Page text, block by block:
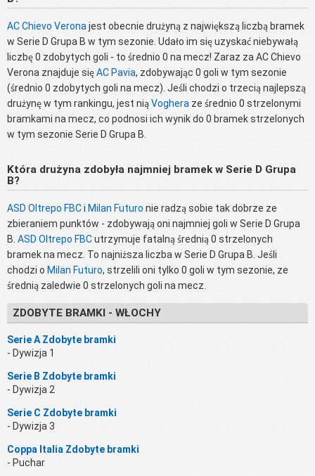
AC Chievo Verona jest obecnie drużyną z największą liczbą bramek
w Serie D Grupa B w tym sezonie. Udało im się uzyskać niebywałą
liczbę 0 zdobytych goli - to średnio 0 na mecz! Zaraz za AC Chievo
Verona znajduje sięAC Pavia, zdobywając 0 goli w tym sezonie
(średnio 0 zdobytych goli na mecz). Jeśli chodzi o trzecią najlepszą
drużynę w tym rankingu, jest nią Voghera ze średnio 0 strzelonymi
bramkami na mecz, co podnosi ich wynik do 0 bramek strzelonych
w tym sezonie Serie D Grupa B.
Która drużyna zdobyła najmniej bramek w Serie D Grupa
B?
ASD Oltrepo FBCi Milan Futuro nie radzą sobie tak dobrze ze
zbieraniem punktów - zdobywają oni najmniej goli w Serie D Grupa
B. ASD Oltrepo FBCutrzymuje fatalną średnią 0 strzelonych
bramek na mecz. To najniższa liczba w Serie D Grupa B. Jeśli
chodzi o Milan Futuro, strzelili oni tylko 0 goli w tym sezonie, ze
średnią zaledwie 0 strzelonych goli na mecz.
ZDOBYTE BRAMKI - WŁOCHY
Serie A Zdobyte bramki
- Dywizja 1
Serie B Zdobyte bramki
- Dywizja 2
Serie C Zdobyte bramki
- Dywizja 3
Coppa Italia Zdobyte bramki
- Puchar